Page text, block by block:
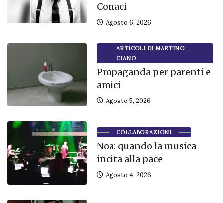
Conaci
Agosto 6, 2026
ARTICOLI DI MARTINO
CIANO
Propaganda per parenti e
amici
Agosto 5, 2026
COLLABORAZIONI
Noa: quando la musica
incita alla pace
Agosto 4, 2026